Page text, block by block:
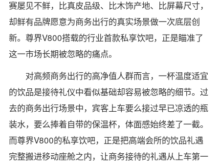
赛屡见不鲜，比真皮品级、比木饰产地、比屏幕尺寸，
却鲜有品牌愿意为商务出行的真实场景做一次底层创
新。尊界V800搭载的行业首款私享饮吧，正是瞄准了
这一市场长期被忽略的痛点。
对高频商务出行的高净值人群而言，一杯温度适宜
的饮品是接待礼仪中看似基础却容易被忽略的细节。过
去的商务出行场景中，宾客上车要么接过早已凉透的瓶
装水，要么捧着自带的保温杯，体面感始终差了一截。
而尊界V800的私享饮吧，正是把高端会所的饮品礼遇
完整搬进移动座舱之内，让商务接待的礼遇从上车第一